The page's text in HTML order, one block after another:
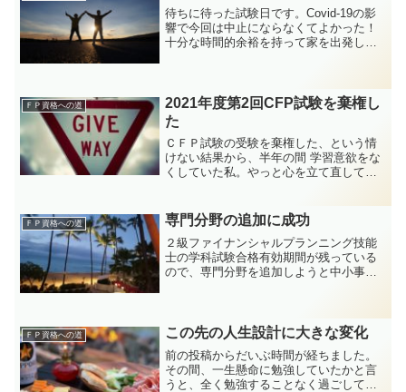
待ちに待った試験日です。Covid-19の影
響で今回は中止にならなくてよかった！
十分な時間的余裕を持って家を出発しま
ゃないですよ！ まずは大宮駅まで行こ
うと思って電車に飛び乗りました。２時
間以上も余裕を持って家を出たので、も
しも電車が止まっていても何とかなると
思っていましたが、落ち着かないで...
ＦＰ資格への道
2021年度第2回CFP試験を棄権し
た
ＣＦＰ試験の受験を棄権した、という情
けない結果から、半年の間 学習意欲をな
くしていた私。やっと心を立て直して資
ＦＰ資格への道 専門分野の追加に成功
２級ファイナンシャルプランニング技能
士の学科試験合格有効期間が残っている
ので、専門分野を追加しようと中小事業
が経って合否発表日です。
ＦＰ資格への道 この先の人生設計に大きな変化
前の投稿からだいぶ時間が経ちました。
その間、一生懸命に勉強していたかと言
うと、全く勉強することなく過ごしてい